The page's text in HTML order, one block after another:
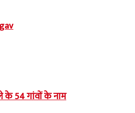
के 54 गांवों के नाम